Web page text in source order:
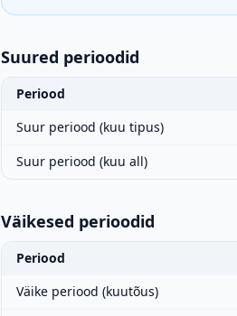
Suured perioodid
Periood
Suur periood (kuu tipus)
Suur periood (kuu all)
Väikesed perioodid
Periood
Väike periood (kuutõus)